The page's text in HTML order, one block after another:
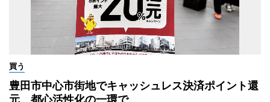
買う
豊田市中心市街地でキャッシュレス決済ポイント還
元 都心活性化の一環で